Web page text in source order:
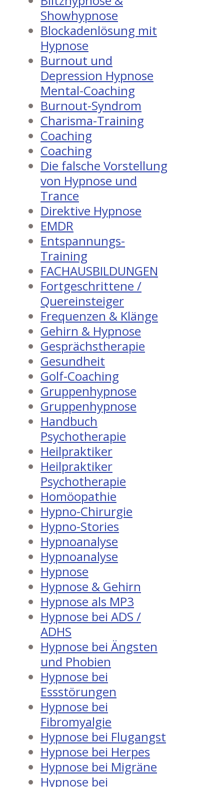
Showhypnose
Blockadenlösung mit
Hypnose
Burnout und
Depression Hypnose
Mental-Coaching
Burnout-Syndrom
Charisma-Training
Coaching
Coaching
Die falsche Vorstellung
von Hypnose und
Trance
Direktive Hypnose
EMDR
Entspannungs-
Training
FACHAUSBILDUNGEN
Fortgeschrittene /
Quereinsteiger
Frequenzen & Klänge
Gehirn & Hypnose
Gesprächstherapie
Gesundheit
Golf-Coaching
Gruppenhypnose
Gruppenhypnose
Handbuch
Psychotherapie
Heilpraktiker
Heilpraktiker
Psychotherapie
Homöopathie
Hypno-Chirurgie
Hypno-Stories
Hypnoanalyse
Hypnoanalyse
Hypnose
Hypnose & Gehirn
Hypnose als MP3
Hypnose bei ADS /
ADHS
Hypnose bei Ängsten
und Phobien
Hypnose bei
Essstörungen
Hypnose bei
Fibromyalgie
Hypnose bei Flugangst
Hypnose bei Herpes
Hypnose bei Migräne
Hypnose bei